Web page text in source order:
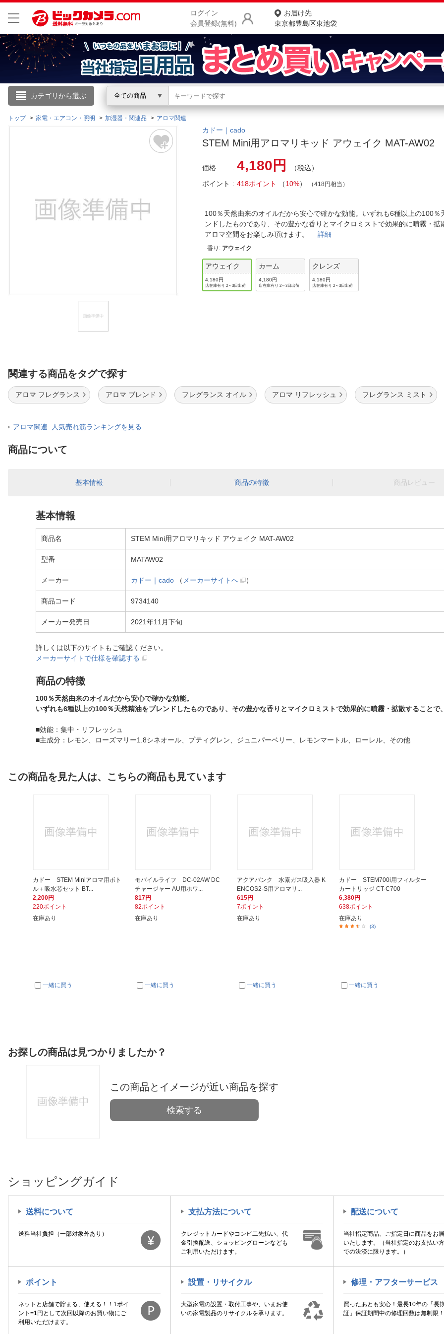
ログイン
会員登録(無料)
お届け先
東京都豊島区東池袋
カテゴリから選ぶ 全ての商品
こんにちは
ログイン
閲覧履歴
商品をさがす
ランキングからさがす
お客様サポート
ご利用ガイド
よくある質問・お問合せ
トップ 家電・エアコン・照明 加湿器・関連品 アロマ関連
カドー｜cado
STEM Mini用アロマリキッド アウェイク MAT-AW02
価格 4,180円
（税込）
ポイント
418ポイント （10%） （418円相当）
100％天然由来のオイルだから安心で確かな効能。いずれも6種以上の100％
ンドしたものであり、その豊かな香りとマイクロミストで効果的に噴霧・拡
アロマ空間をお楽しみ頂けます。詳細
香り : アウェイク
アウェイク
4,180円
店在庫有り 2～3日出荷
カーム
4,180円
店在庫有り 2～3日出荷
クレンズ
4,180円
店在庫有り 2～3日出荷
関連する商品をタグで探す
アロマ フレグランス アロマ ブレンド フレグランス オイル アロマ リフレッシュ フレグランス ミスト
アロマ関連 人気売れ筋ランキングを見る
商品について
基本情報 商品の特徴 商品レビュー
基本情報
商品名 STEM Mini用アロマリキッド アウェイク MAT-AW02
型番 MATAW02
メーカー カドー｜cado （ メーカーサイトへ ）
商品コード 9734140
メーカー発売日 2021年11月下旬
詳しくは以下のサイトもご確認ください。
メーカーサイトで仕様を確認する
商品の特徴
100％天然由来のオイルだから安心で確かな効能。
いずれも6種以上の100％天然精油をブレンドしたものであり、その豊かな香りとマイクロミストで効果的に噴霧・拡散することで
■効能：集中・リフレッシュ
■主成分：レモン、ローズマリー1.8シネオール、プティグレン、ジュニパーベリー、レモンマートル、ローレル、その他
この商品を見た人は、こちらの商品も見ています
カドー STEM Miniアロマ用ボト
ル＋吸水芯セット BT...
2,200円
220ポイント
在庫あり
一緒に買う
モバイルライフ DC-02AW DC
チャージャー AU用ホワ...
817円
82ポイント
在庫あり
一緒に買う
アクアバンク 水素ガス吸入器 K
ENCOS2-S用アロマリ...
615円
7ポイント
在庫あり
一緒に買う
カドー STEM700i用フィルター
カートリッジ CT-C700
6,380円
638ポイント
在庫あり
(3)
一緒に買う
お探しの商品は見つかりましたか？
この商品とイメージが近い商品を探す
検索する
ショッピングガイド
送料について
送料当社負担（一部対象外あり）
支払方法について
クレジットカードやコンビ二先払い、代
金引換配送、ショッピングローンなども
ご利用いただけます。
配送について
当社指定商品、ご指定日に商品をお
いたします。（当社指定のお支払い
での決済に限ります。）
ポイント
ネットと店舗で貯まる、使える！！1ポイ
ント=1円として次回以降のお買い物にご
利用いただけます。
設置・リサイクル
大型家電の設置・取付工事や、いまお使
いの家電製品のリサイクルを承ります。
修理・アフターサービス
買ったあとも安心！最長10年の「長
証」保証期間中の修理回数は無制限！